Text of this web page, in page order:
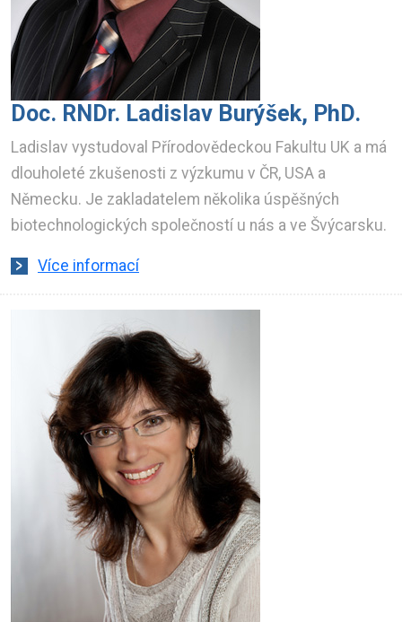
Doc. RNDr. Ladislav Burýšek, PhD.
Ladislav vystudoval Přírodovědeckou Fakultu UK a má
dlouholeté zkušenosti z výzkumu v ČR, USA a
Německu. Je zakladatelem několika úspěšných
biotechnologických společností u nás a ve Švýcarsku.
Více informací